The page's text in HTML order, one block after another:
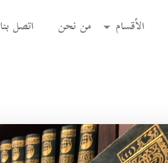
الأقسام من نحن اتصل بنا